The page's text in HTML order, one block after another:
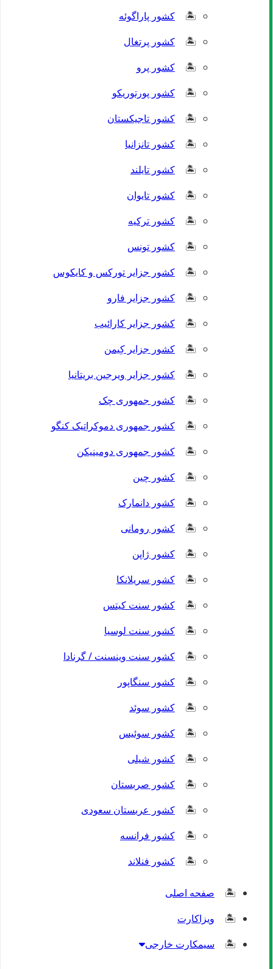
کشور پاراگوئه
کشور پرتغال
کشور پرو
کشور پورتوریکو
کشور تاجیکستان
کشور تانزانیا
کشور تایلند
کشور تایوان
کشور ترکیه
کشور تونس
کشور جزایر تورکس و کایکوس
کشور جزایر فارو
کشور جزایر کارائیب
کشور جزایر کِیمن
کشور جزایر ویرجین بریتانیا
کشور جمهوری چک
کشور جمهوری دموکراتیک کنگو
کشور جمهوری دومینیکن
کشور چین
کشور دانمارک
کشور رومانی
کشور ژاپن
کشور سریلانکا
کشور سنت کیتس
کشور سنت لوسیا
کشور سنت وینسنت / گرنادا
کشور سنگاپور
کشور سوئد
کشور سوئیس
کشور شیلی
کشور صربستان
کشور عربستان سعودی
کشور فرانسه
کشور فنلاند
صفحه اصلی
ویزاکارت
سیمکارت خارجی